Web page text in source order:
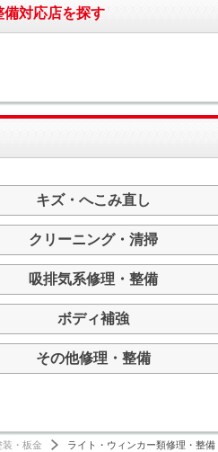
対応店を探す
キズ・へこみ直し
クリーニング・清掃
吸排気系修理・整備
ボディ補強
その他修理・整備
・板金 ライト・ウィンカー類修理・整備